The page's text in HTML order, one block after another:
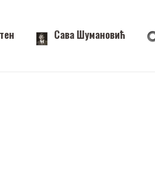
Сава Шумановић